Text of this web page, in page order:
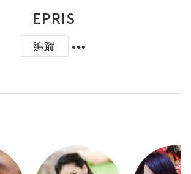
EPRIS
追蹤